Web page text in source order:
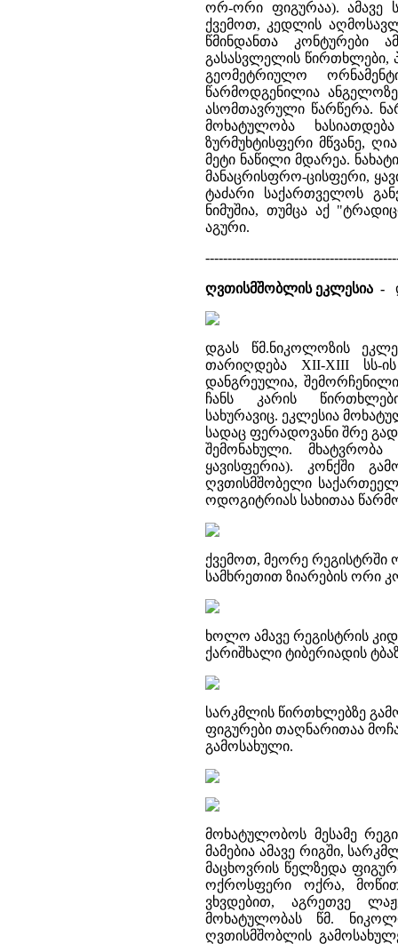
ორ-ორი ფიგურაა). ამავე
ქვემოთ, კედლის
წმინდანთა კონტურები
გასასვლელის წირთხლები,
გეომეტრიულო
წარმოდგენილია
ასომთავრული წარწერა.
მოხატულობა
ზურმუხტისფერი მწვანე,
მეტი ნაწილი მდარეა.
მანაცრისფრო-ცისფერი,
ტაძარი საქართველოს
ნიმუშია, თუმცა აქ
აგური.
ღვთისმშობლის ეკლესია -
დგას წმ.ნიკოლოზის
თარიღდება XII-XIII სს-
დანგრეულია,
ჩანს კარის
სახურავიც. ეკლესია
სადაც ფერადოვანი შრე
შემონახული.
ყავისფერია). კონქში
ღვთისმშობელი
ოდოგიტრიას სახითაა
ქვემოთ, მეორე
სამხრეთით ზიარების ორი
ხოლო ამავე რეგისტრის
ქარიშხალი ტიბერიადის
სარკმლის წირთხლებზე
ფიგურები თაღნარითაა
გამოსახული.
მოხატულობოს მესამე
მამებია ამავე რიგში,
მაცხოვრის წელზედა
ოქროსფერი ოქრა,
ვხვდებით, აგრეთვე
მოხატულობას წმ.
ღვთისმშობლის